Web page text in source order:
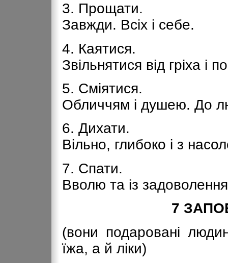
3. Прощати.
Завжди. Всіх і себе.
4. Каятися.
Звільнятися від гріха і
5. Сміятися.
Обличчям і душею. До
6. Дихати.
Вільно, глибоко і з
7. Спати.
Вволю та із
7
(вони подаровані
їжа, а й ліки)